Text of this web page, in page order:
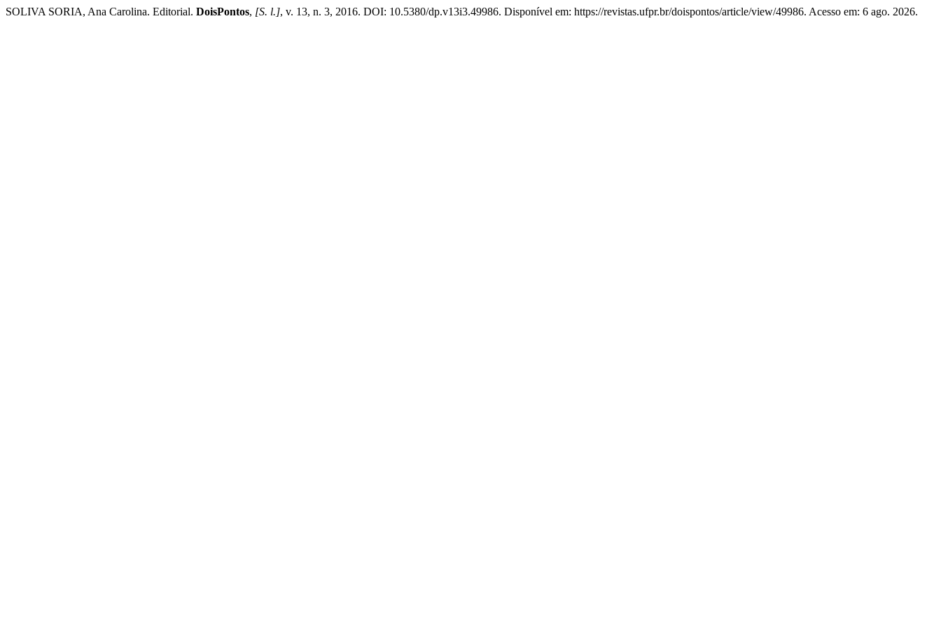
SOLIVA SORIA, Ana Carolina. Editorial. DoisPontos, [S. l.], v. 13, n. 3, 2016. DOI: 10.5380/dp.v13i3.49986. Disponível em: https://revistas.ufpr.br/doispontos/article/view/49986. Acesso em: 6 ago. 2026.